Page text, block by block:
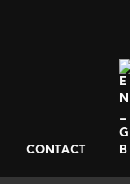
CONTACT